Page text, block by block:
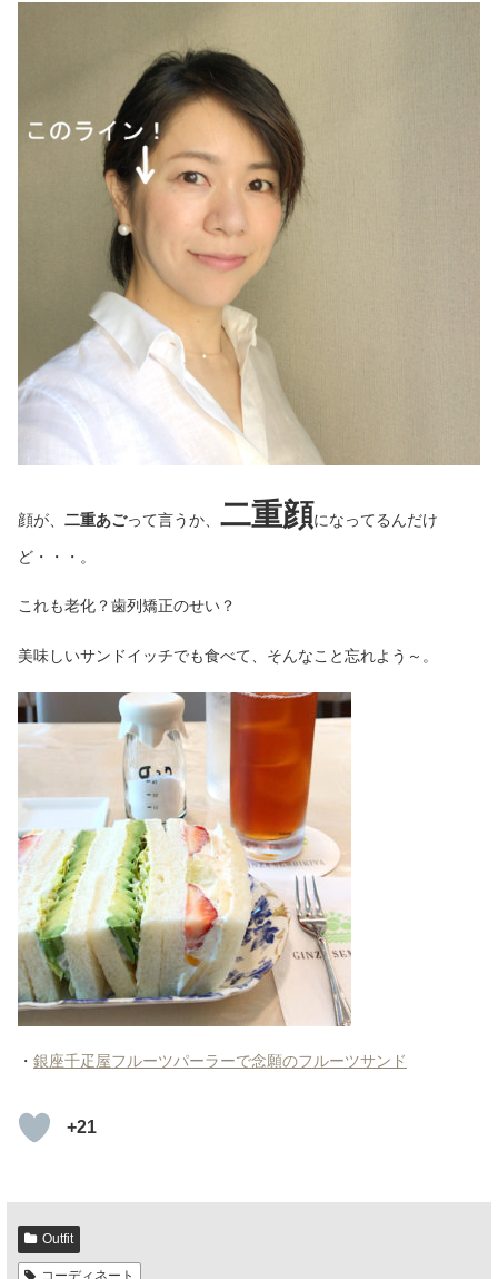
顔が、 二重あごって言うか、 二重顔になってるんだけ
ど・・・。
これも老化？歯列矯正のせい？
美味しいサンドイッチでも食べて、そんなこと忘れよう～。
・ 銀座千疋屋フルーツパーラーで念願のフルーツサンド
+21
Outfit
コーディネート